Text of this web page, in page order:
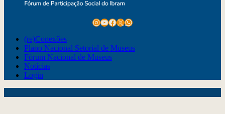
Instagram
Youtube
Facebook
X WhatsApp
(re)Conexões
Plano Nacional Setorial de Museus
Fórum Nacional de Museus
Notícias
Login